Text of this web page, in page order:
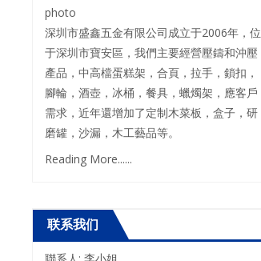
深圳市盛鑫五金有限公司成立于2006年，位
于深圳市寶安區，我們主要經營壓鑄和沖壓
產品，中高檔蛋糕架，合頁，拉手，鎖扣，
腳輪，酒壺，冰桶，餐具，蠟燭架，應客戶
需求，近年還增加了定制木菜板，盒子，研
磨罐，沙漏，木工藝品等。
Reading More......
联系我们